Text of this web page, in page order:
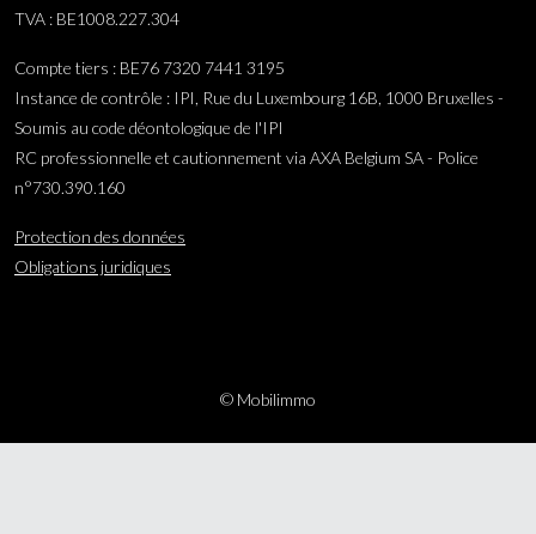
TVA : BE1008.227.304
Compte tiers : BE76 7320 7441 3195
Instance de contrôle : IPI, Rue du Luxembourg 16B, 1000 Bruxelles -
Soumis au code déontologique de l'IPI
RC professionnelle et cautionnement via AXA Belgium SA - Police
n°730.390.160
Protection des données
Obligations juridiques
© Mobilimmo